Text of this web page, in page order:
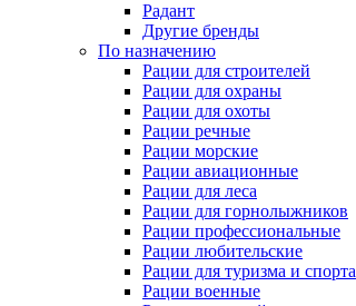
Радант
Другие бренды
По назначению
Рации для строителей
Рации для охраны
Рации для охоты
Рации речные
Рации морские
Рации авиационные
Рации для леса
Рации для горнолыжников
Рации профессиональные
Рации любительские
Рации для туризма и спорта
Рации военные